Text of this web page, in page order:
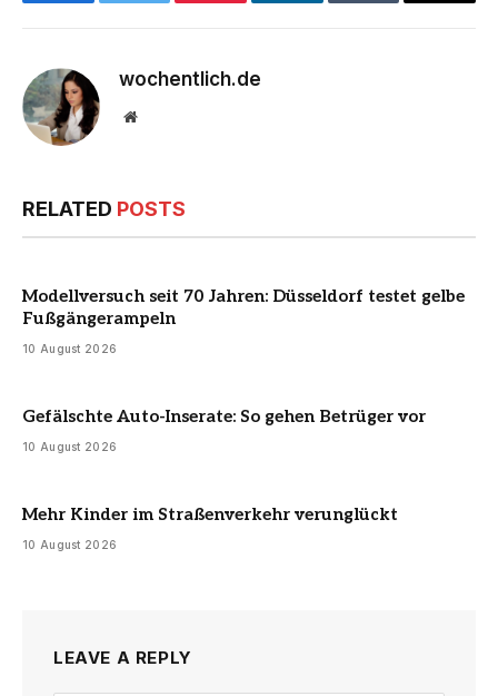
wochentlich.de
Website
RELATED POSTS
Modellversuch seit 70 Jahren: Düsseldorf testet gelbe
Fußgängerampeln
10 August 2026
Gefälschte Auto-Inserate: So gehen Betrüger vor
10 August 2026
Mehr Kinder im Straßenverkehr verunglückt
10 August 2026
LEAVE A REPLY